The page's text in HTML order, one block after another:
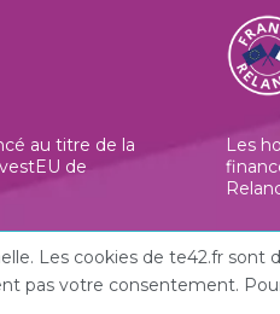
au titre de la
de
Les
Les cookies de te42.fr
pas votre consentement.